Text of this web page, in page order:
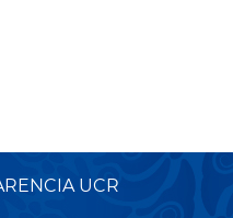
UCR